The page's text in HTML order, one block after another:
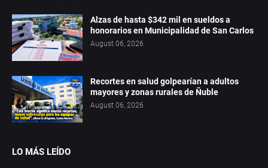
Alzas de hasta $342 mil en sueldos a
honorarios en Municipalidad de San Carlos
August 06, 2026
Recortes en salud golpearían a adultos
mayores y zonas rurales de Ñuble
August 06, 2026
LO MÁS LEÍDO